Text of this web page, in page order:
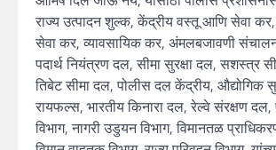
राज्य उत्पादन शुल्क, केंद्रीय वस्तू आणि सेवा
सेवा कर, व्यावसायिक कर, अंमलबजावणी
पदार्थ नियंत्रण दल, सीमा सुरक्षा दल, सशस्त्र
तिबेट सीमा दल, पोलीस दल केंद्रीय, औद्योगिक
रायफल्स, भारतीय किनारा दल, रेल्वे संरक्षण दल,
विभाग, नागरी उडुयन विभाग, विमानतळ